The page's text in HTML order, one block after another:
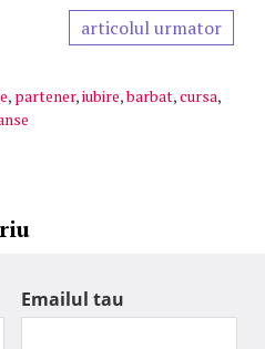
articolul urmator
, partener,iubire,barbat,cursa,
Emailul tau